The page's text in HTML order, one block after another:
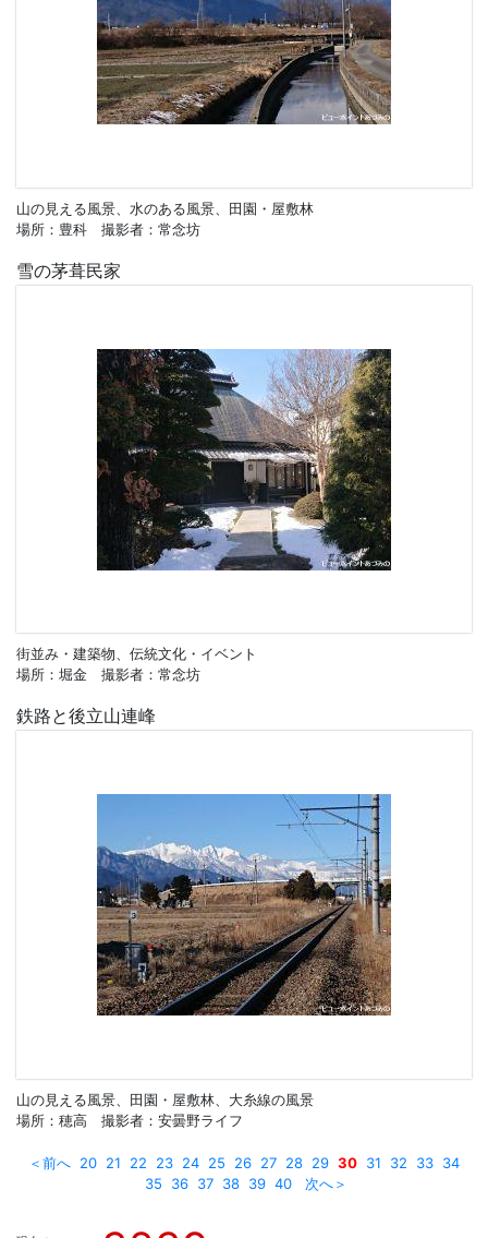
山の見える風景、水のある風景、田園・屋敷林
場所：豊科 撮影者：常念坊
雪の茅葺民家
街並み・建築物、伝統文化・イベント
場所：堀金 撮影者：常念坊
鉄路と後立山連峰
山の見える風景、田園・屋敷林、大糸線の風景
場所：穂高 撮影者：安曇野ライフ
＜前へ 20 21 22 23 24 25 26 27 28 29 30 31 32 33 34
35
36 37 38 39 40 次へ＞